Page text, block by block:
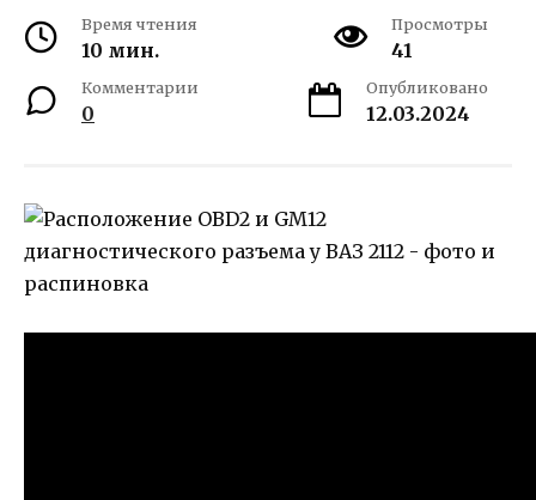
Время чтения
10 мин.
Просмотры
41
Комментарии
0
Опубликовано
12.03.2024